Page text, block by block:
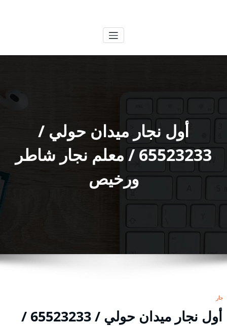
أول نجار ميدان حولي /
65523233 / معلم نجار شاطر
ورخيص
نجار
أول نجار ميدان حولي / 65523233 /